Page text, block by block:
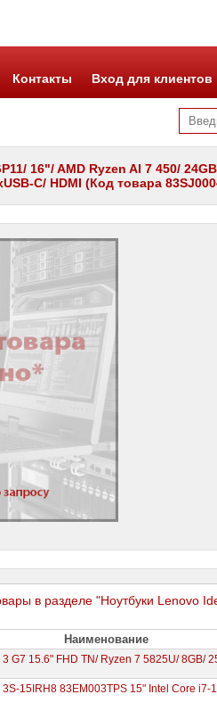
Контакты Вход для клиентов
16"/ AMD Ryzen AI 7 450/
C/ HDMI (Код товара
в разделе "Ноутбуки Lenovo
Наименование
G7 15.6" FHD TN/ Ryzen 7 5825U/ 8GB/
15IRH8 83EM003TPS 15" Intel Core i7-